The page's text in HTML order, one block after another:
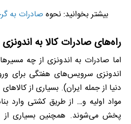
بیشتر بخوانید: نحوه صادرات به
راه‌های صادرات کالا به اندونزی
اما صادرات به اندونزی از چه
اندونزی سرویس‌های هفتگی برای
دنیا از جمله ایران). بسیاری از
مواد اولیه و… از طریق کشتی وارد
پخش می‌شوند. همچنین بسیاری